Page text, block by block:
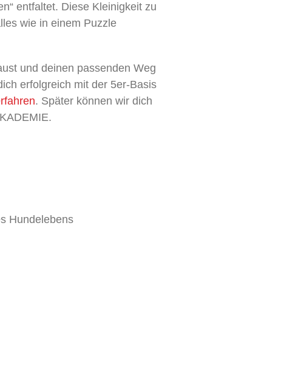
entfaltet. Diese Kleinigkeit zu
wie in einem Puzzle
und deinen passenden Weg
erfolgreich mit der 5er-Basis
. Später können wir dich
Hundelebens